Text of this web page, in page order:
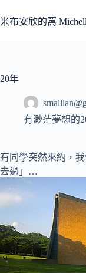
至
容
米布安欣的窩
20年
有渺茫夢想的
有同學突然來約，
去過」…